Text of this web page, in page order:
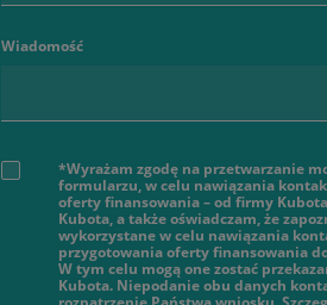
Wiadomość
*Wyrażam zgodę na przetwarzanie
formularzu, w celu nawiązania
oferty finansowania – od firmy
Kubota, a także oświadczam, że
wykorzystane w celu nawiązania
przygotowania oferty finansowania
W tym celu mogą one zostać
Kubota. Niepodanie obu danych